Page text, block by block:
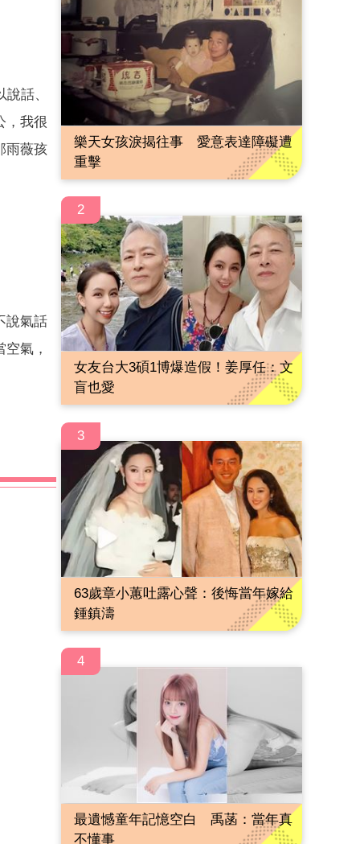
話、
，我很
雨薇孩
說氣話
氣，
樂天女孩淚揭往事 愛意表達障礙遭
重擊
2
女友台大3碩1博爆造假！姜厚任：文
盲也愛
3
63歲章小蕙吐露心聲：後悔當年嫁給
鍾鎮濤
4
最遺憾童年記憶空白 禹菡：當年真
不懂事